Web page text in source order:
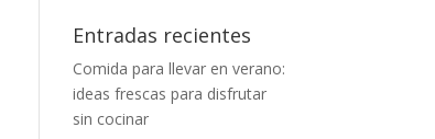
Entradas recientes
Comida para llevar en verano:
ideas frescas para disfrutar
sin cocinar